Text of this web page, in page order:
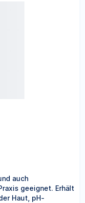
auch
geeignet. Erhält
Haut, pH-